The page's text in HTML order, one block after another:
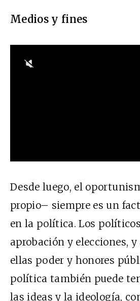
Medios y fines
Desde luego, el
propio– siempre es un
en la política. Los
aprobación y elecciones,
ellas poder y honores
política también puede
las ideas y la ideología,